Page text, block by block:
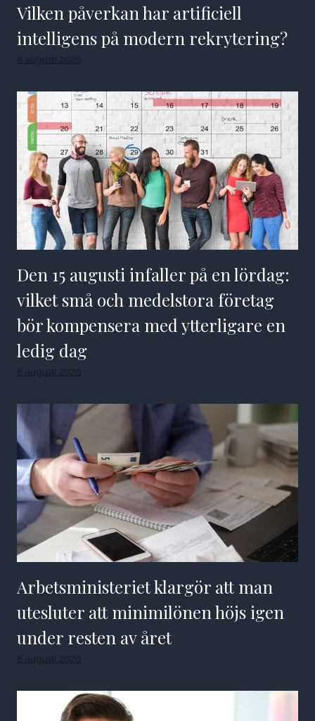
Vilken påverkan har artificiell
intelligens på modern rekrytering?
8 augusti 2026
Den 15 augusti infaller på en lördag:
vilket små och medelstora företag
bör kompensera med ytterligare en
ledig dag
8 augusti 2026
Arbetsministeriet klargör att man
utesluter att minimilönen höjs igen
under resten av året
8 augusti 2026